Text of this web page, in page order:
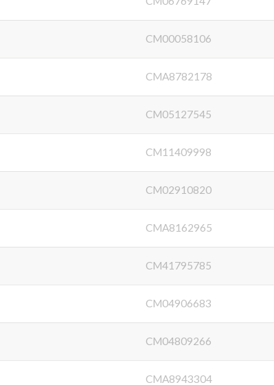
CM00058106
CMA8782178
CM05127545
CM11409998
CM02910820
CMA8162965
CM41795785
CM04906683
CM04809266
CMA8943304